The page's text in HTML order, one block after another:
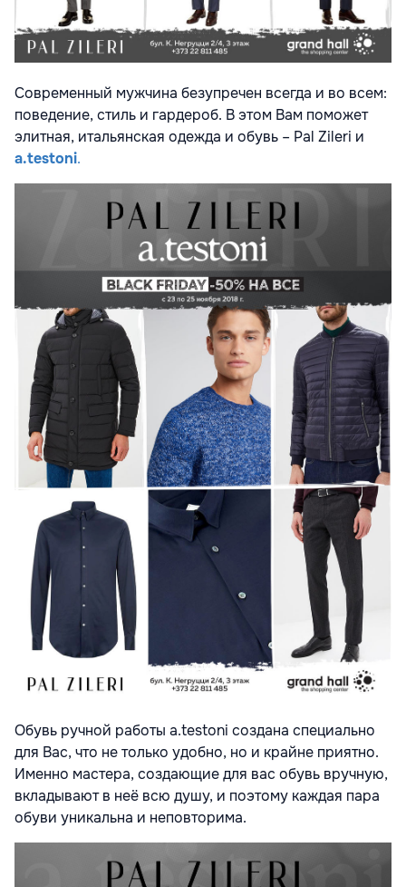
Современный мужчина безупречен всегда и во всем:
поведение, стиль и гардероб. В этом Вам поможет
элитная, итальянская одежда и обувь – Pal Zileri и
a.testoni.
Обувь ручной работы a.testoni создана специально
для Вас, что не только удобно, но и крайне приятно.
Именно мастера, создающие для вас обувь вручную,
вкладывают в неё всю душу, и поэтому каждая пара
обуви уникальна и неповторима.